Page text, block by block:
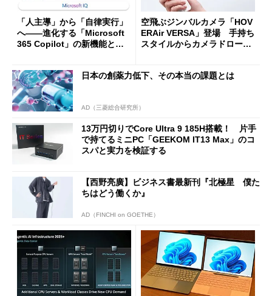
「人主導」から「自律実行」
へ――進化する「Microsoft
365 Copilot」の新機能とエ
空飛ぶジンバルカメラ「HOV
ERAir VERSA」登場 手持ち
スタイルからカメラドローン
日本の創薬力低下、その本当の課題とは
AD（三菱総合研究所）
13万円切りでCore Ultra 9 185H搭載！ 片手
で持てるミニPC「GEEKOM IT13 Max」のコ
スパと実力を検証する
【西野亮廣】ビジネス書最新刊『北極星 僕た
ちはどう働くか』
AD（FINCHI on GOETHE）